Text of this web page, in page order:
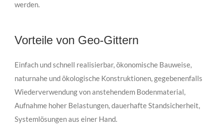
werden.
Vorteile von Geo-Gittern
Einfach und schnell realisierbar, ökonomische Bauweise,
naturnahe und ökologische Konstruktionen, gegebenenfalls
Wiederverwendung von anstehendem Bodenmaterial,
Aufnahme hoher Belastungen, dauerhafte Standsicherheit,
Systemlösungen aus einer Hand.